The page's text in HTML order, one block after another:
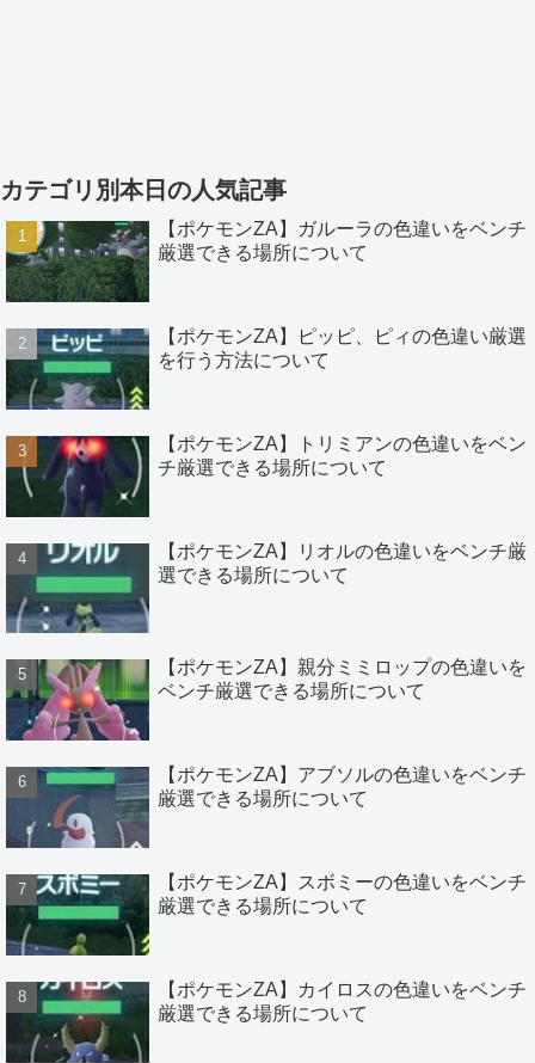
カテゴリ別本日の人気記事
【ポケモンZA】ガルーラの色違いをベンチ
厳選できる場所について
【ポケモンZA】ピッピ、ピィの色違い厳選
を行う方法について
【ポケモンZA】トリミアンの色違いをベン
チ厳選できる場所について
【ポケモンZA】リオルの色違いをベンチ厳
選できる場所について
【ポケモンZA】親分ミミロップの色違いを
ベンチ厳選できる場所について
【ポケモンZA】アブソルの色違いをベンチ
厳選できる場所について
【ポケモンZA】スボミーの色違いをベンチ
厳選できる場所について
【ポケモンZA】カイロスの色違いをベンチ
厳選できる場所について